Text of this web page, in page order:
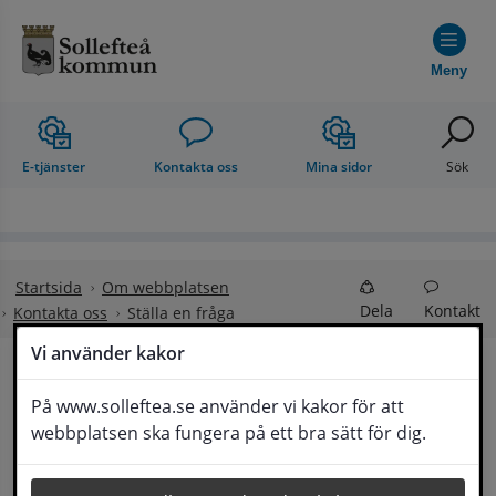
Vi använder kakor
På www.solleftea.se använder vi kakor för att
webbplatsen ska fungera på ett bra sätt för dig.
Meny
E-tjänster Kontakta oss Mina sidor Sök
Startsida
Om webbplatsen
Kontakta oss
Ställa en fråga Dela Kontakt
Ställa en fråga
Om din fråga är omfattande kan det bli aktuellt